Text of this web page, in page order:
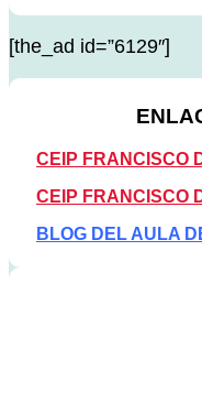
[the_ad id=”6129″]
CEIP FRANCISCO
CEIP FRANCISCO
BLOG DEL AULA